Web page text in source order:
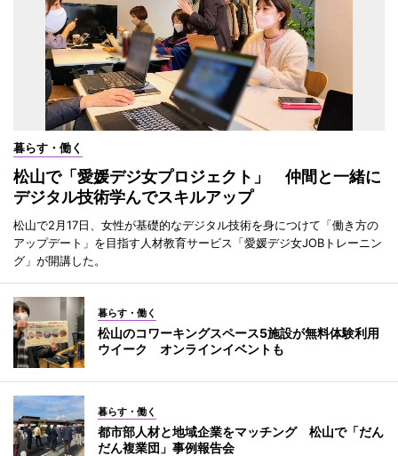
暮らす・働く
松山で「愛媛デジ女プロジェクト」 仲間と一緒に
デジタル技術学んでスキルアップ
松山で2月17日、女性が基礎的なデジタル技術を身につけて「働き方の
アップデート」を目指す人材教育サービス「愛媛デジ女JOBトレーニン
グ」が開講した。
暮らす・働く
松山のコワーキングスペース5施設が無料体験利用
ウイーク オンラインイベントも
暮らす・働く
都市部人材と地域企業をマッチング 松山で「だん
だん複業団」事例報告会